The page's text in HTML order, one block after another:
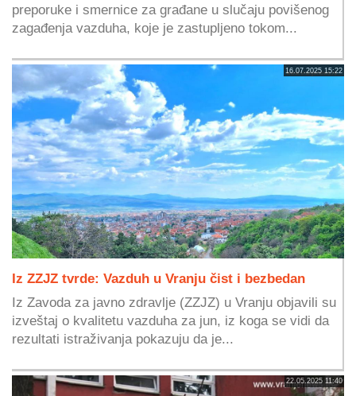
preporuke i smernice za građane u slučaju povišenog
zagađenja vazduha, koje je zastupljeno tokom...
16.07.2025 15:22
Iz ZZJZ tvrde: Vazduh u Vranju čist i bezbedan
Iz Zavoda za javno zdravlje (ZZJZ) u Vranju objavili su
izveštaj o kvalitetu vazduha za jun, iz koga se vidi da
rezultati istraživanja pokazuju da je...
22.05.2025 11:40